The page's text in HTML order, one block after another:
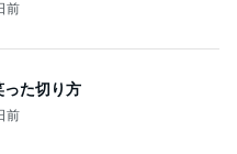
前
た切り方
前